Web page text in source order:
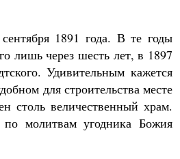
1891 года. В те годы
лишь через шесть лет, в 1897
Удивительным кажется
для строительства месте
столь величественный храм.
молитвам угодника Божия